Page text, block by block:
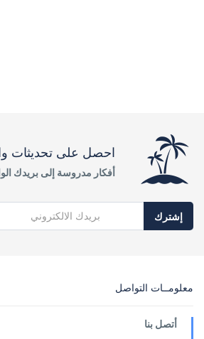
احصل على تحديثات
أفكار مدروسة إلى بريدك
إشترك
معلومــات التواصل
أتصل بنا